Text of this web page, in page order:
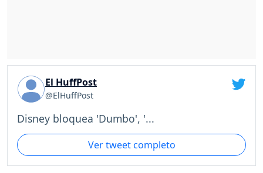
El HuffPost
@ElHuffPost
Disney bloquea 'Dumbo', '...
Ver tweet completo